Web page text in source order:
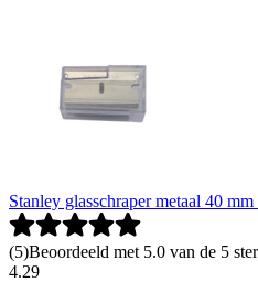
Stanley glasschraper metaal 40
(5)Beoordeeld met 5.0 van de 5
4.29